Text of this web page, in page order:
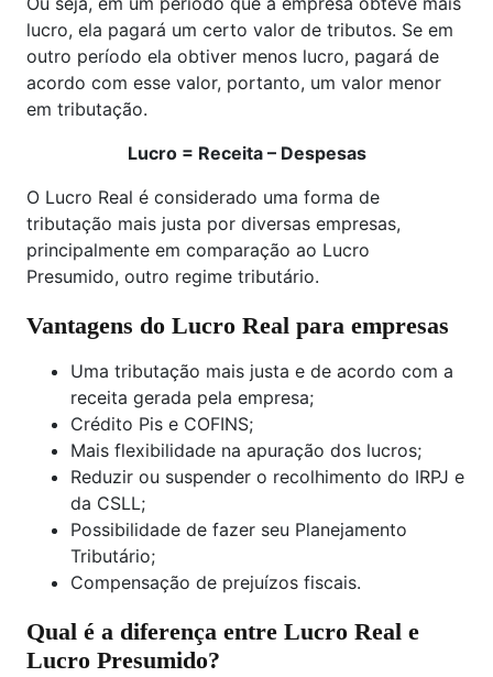
lucro, ela pagará um certo valor de tributos. Se em
outro período ela obtiver menos lucro, pagará de
acordo com esse valor, portanto, um valor menor
em tributação.
Lucro = Receita – Despesas
O Lucro Real é considerado uma forma de
tributação mais justa por diversas empresas,
principalmente em comparação ao Lucro
Presumido, outro regime tributário.
Vantagens do Lucro Real para empresas
Uma tributação mais justa e de acordo com a
receita gerada pela empresa;
Crédito Pis e COFINS;
Mais flexibilidade na apuração dos lucros;
Reduzir ou suspender o recolhimento do IRPJ e
da CSLL;
Possibilidade de fazer seu Planejamento
Tributário;
Compensação de prejuízos fiscais.
Qual é a diferença entre Lucro Real e
Lucro Presumido?